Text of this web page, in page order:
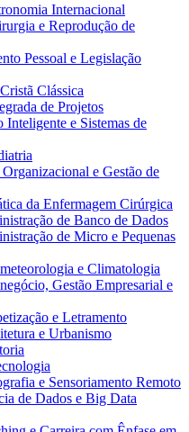
Internacional
e Reprodução de
Pessoal e Legislação
Clássica
de Projetos
e Sistemas de
e Gestão de
da Enfermagem Cirúrgica
de Banco de Dados
de Micro e Pequenas
e Climatologia
Gestão Empresarial e
e Letramento
e Urbanismo
e Sensoriamento Remoto
de Dados e Big Data